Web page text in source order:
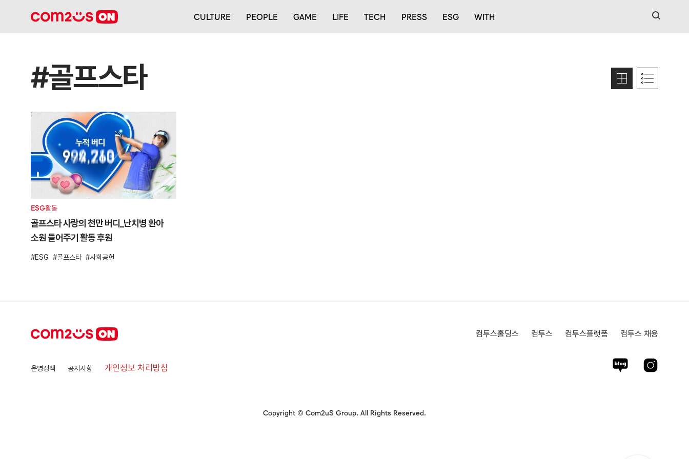
CULTURE PEOPLE GAME LIFE TECH PRESS ESG WITH 검색
#골프스타
ESG활동
골프스타 사랑의 천만 버디_난치병 환아
소원 들어주기 활동 후원
ESG 골프스타 사회공헌
운영정책 공지사항 개인정보 처리방침
컴투스홀딩스 컴투스 컴투스플랫폼 컴투스 채용
Copyright © Com2uS Group. All Rights Reserved.